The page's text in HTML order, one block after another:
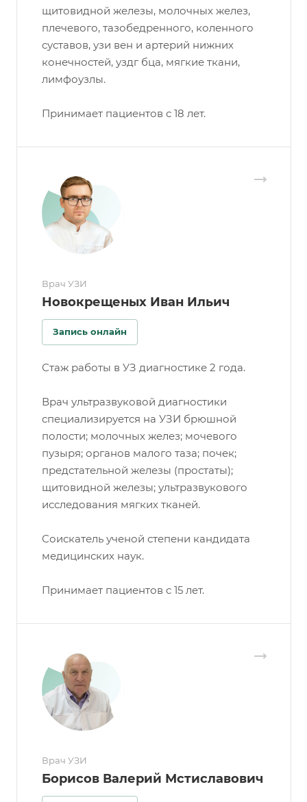
щитовидной железы, молочных желез,
плечевого, тазобедренного, коленного
суставов, узи вен и артерий нижних
конечностей, уздг бца, мягкие ткани,
лимфоузлы.
Принимает пациентов с 18 лет.
Врач УЗИ
Новокрещеных Иван Ильич
Запись онлайн
Стаж работы в УЗ диагностике 2 года.
Врач ультразвуковой диагностики
специализируется на УЗИ брюшной
полости; молочных желез; мочевого
пузыря; органов малого таза; почек;
предстательной железы (простаты);
щитовидной железы; ультразвукового
исследования мягких тканей.
Соискатель ученой степени кандидата
медицинских наук.
Принимает пациентов с 15 лет.
Врач УЗИ
Борисов Валерий Мстиславович